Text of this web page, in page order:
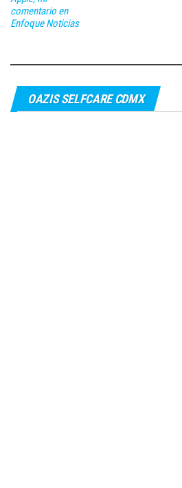
comentario en
Enfoque Noticias
OAZIS SELFCARE CDMX